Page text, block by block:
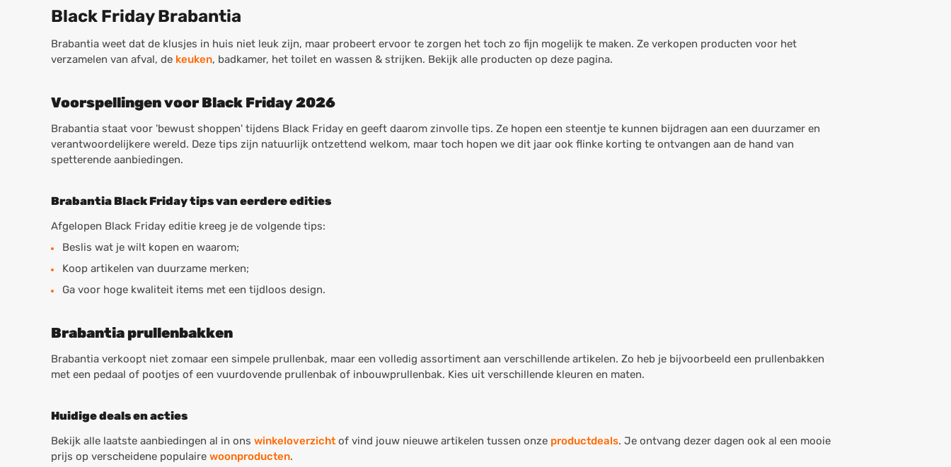
Black Friday Brabantia
Brabantia weet dat de klusjes in huis niet leuk zijn, maar probeert ervoor te zorgen het toch zo fijn mogelijk te maken. Ze verkopen producten voor het
verzamelen van afval, de keuken, badkamer, het toilet en wassen & strijken. Bekijk alle producten op deze pagina.
Voorspellingen voor Black Friday 2026
Brabantia staat voor 'bewust shoppen' tijdens Black Friday en geeft daarom zinvolle tips. Ze hopen een steentje te kunnen bijdragen aan een duurzamer en
verantwoordelijkere wereld. Deze tips zijn natuurlijk ontzettend welkom, maar toch hopen we dit jaar ook flinke korting te ontvangen aan de hand van
spetterende aanbiedingen.
Brabantia Black Friday tips van eerdere edities
Afgelopen Black Friday editie kreeg je de volgende tips:
Beslis wat je wilt kopen en waarom;
Koop artikelen van duurzame merken;
Ga voor hoge kwaliteit items met een tijdloos design.
Brabantia prullenbakken
Brabantia verkoopt niet zomaar een simpele prullenbak, maar een volledig assortiment aan verschillende artikelen. Zo heb je bijvoorbeeld een prullenbakken
met een pedaal of pootjes of een vuurdovende prullenbak of inbouwprullenbak. Kies uit verschillende kleuren en maten.
Huidige deals en acties
Bekijk alle laatste aanbiedingen al in ons winkeloverzicht of vind jouw nieuwe artikelen tussen onze productdeals. Je ontvang dezer dagen ook al een mooie
prijs op verscheidene populaire woonproducten.